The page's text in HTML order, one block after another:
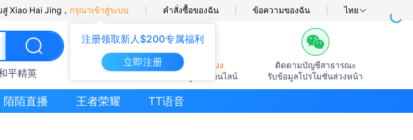
注册领取新人$200专属福利
立即注册
Xiao Hai Jing， กรุณาเข้าสู่ระบบ คำสั่งซื้อของฉัน ข้อความของฉัน ไทย
平精英
7×24ชั่วโมง
บริการลูกค้าออนไลน์
ติดตามบัญชีสาธารณะ
รับข้อมูลโปรโมชั่นล่วงหน้า
陌陌直播 王者荣耀 TT语音